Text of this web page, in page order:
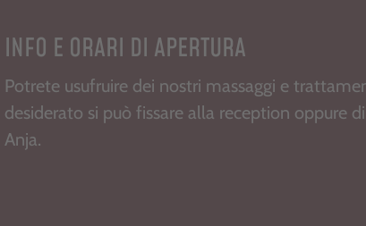
INFO E ORARI DI APERTURA
Potrete usufruire dei nostri massaggi e
desiderato si può fissare alla reception oppure
Anja.